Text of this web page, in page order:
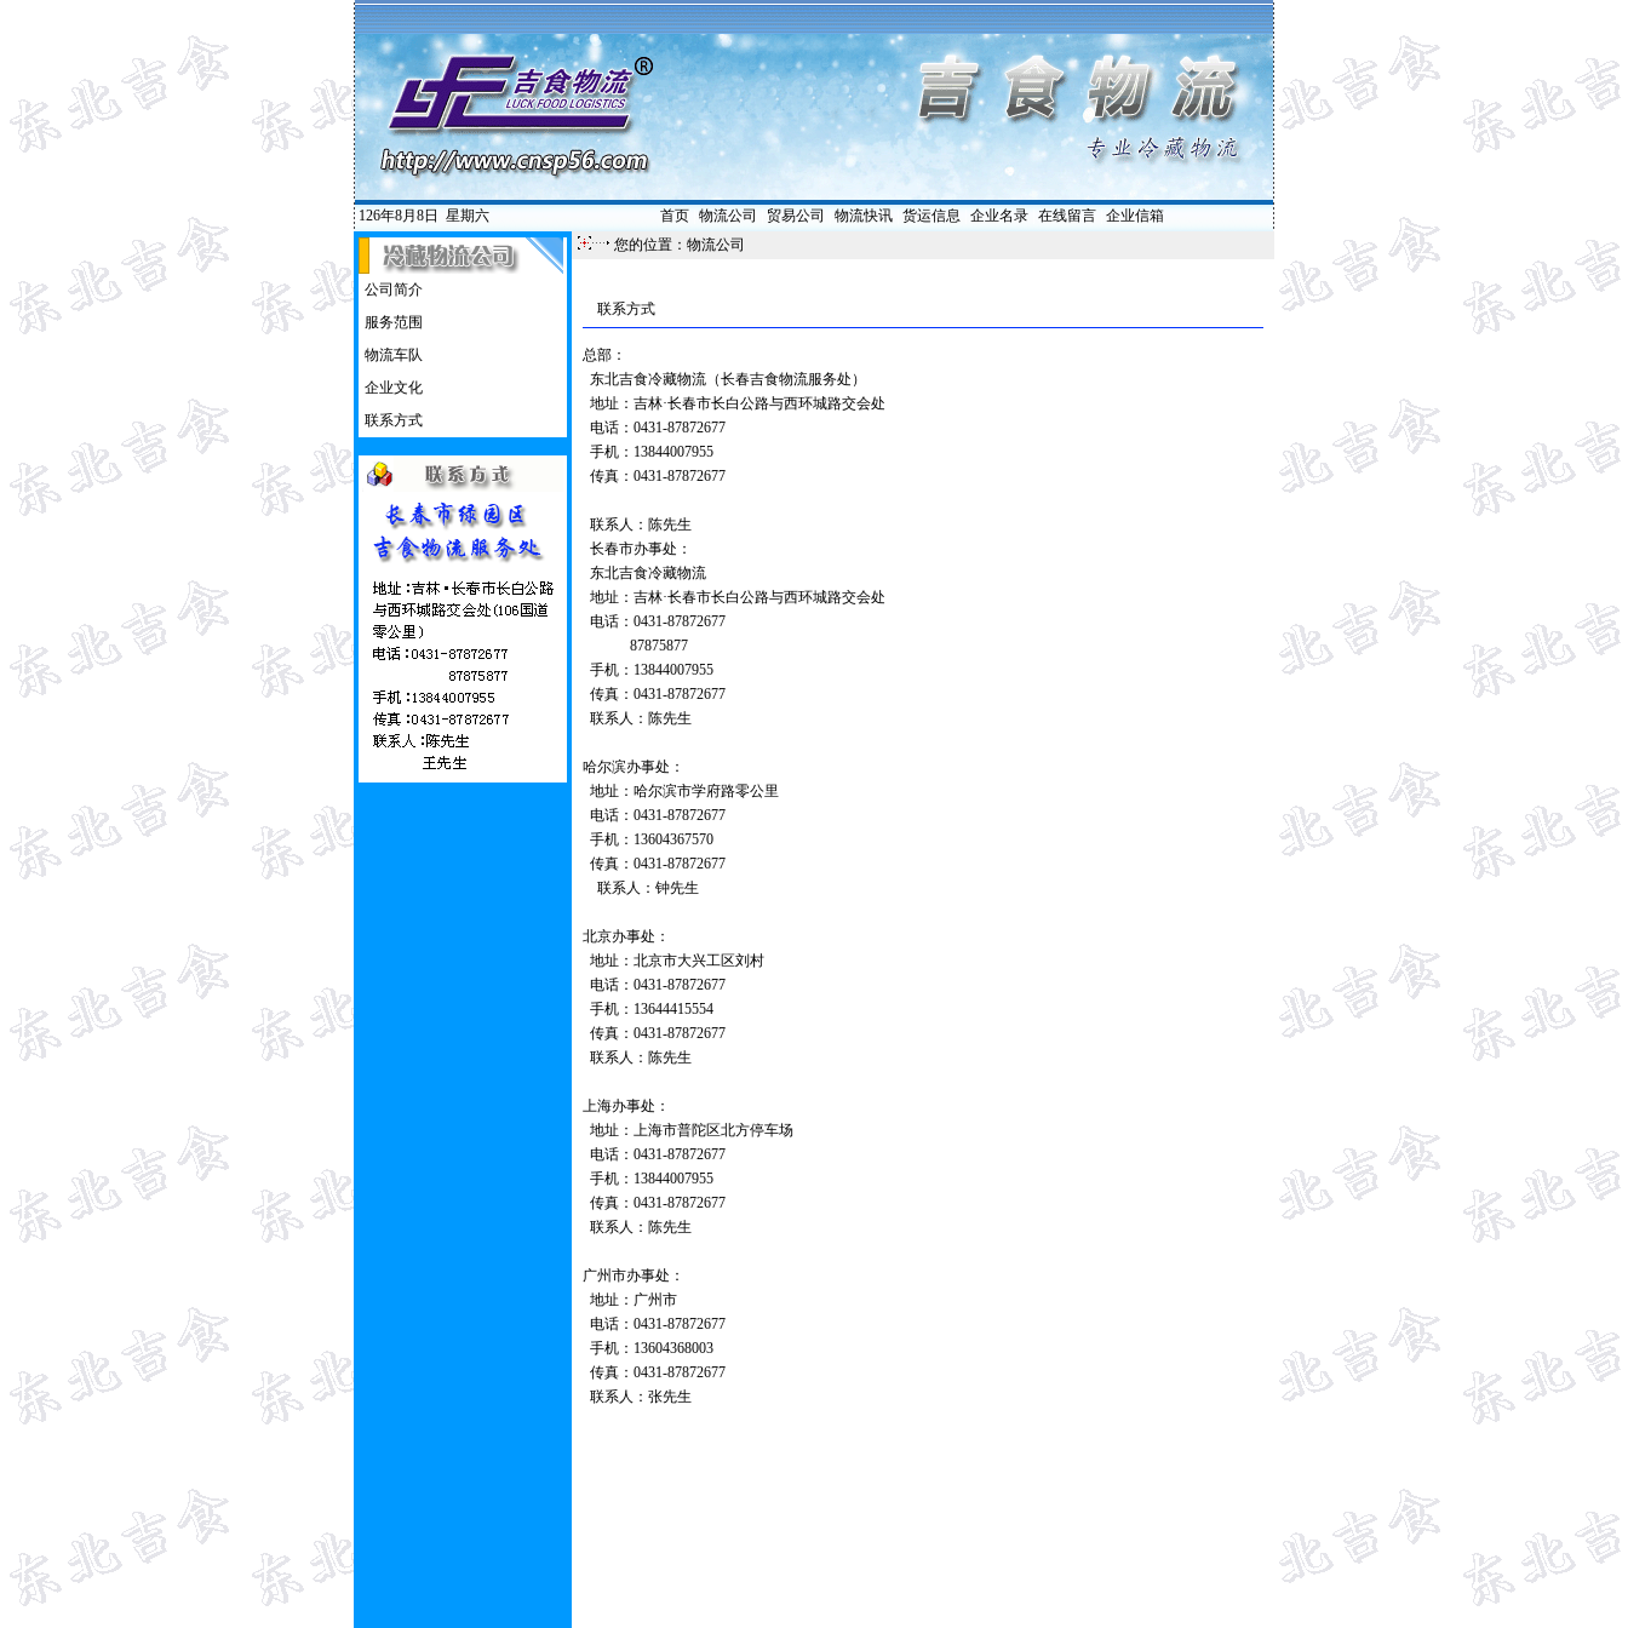
126年8月8日 星期六 首页| 物流公司 贸易公司 物流快讯| 货运信息 企业名录| 在线留言| 企业信箱
公司简介
服务范围
物流车队
企业文化
联系方式
您的位置：物流公司
联系方式
总部：
东北吉食冷藏物流（长春吉食物流服务处）
地址：吉林·长春市长白公路与西环城路交会处
电话：0431-87872677
手机：13844007955
传真：0431-87872677
联系人：陈先生
长春市办事处：
东北吉食冷藏物流
地址：吉林·长春市长白公路与西环城路交会处
电话：0431-87872677
87875877
手机：13844007955
传真：0431-87872677
联系人：陈先生
哈尔滨办事处：
地址：哈尔滨市学府路零公里
电话：0431-87872677
手机：13604367570
传真：0431-87872677
联系人：钟先生
北京办事处：
地址：北京市大兴工区刘村
电话：0431-87872677
手机：13644415554
传真：0431-87872677
联系人：陈先生
上海办事处：
地址：上海市普陀区北方停车场
电话：0431-87872677
手机：13844007955
传真：0431-87872677
联系人：陈先生
广州市办事处：
地址：广州市
电话：0431-87872677
手机：13604368003
传真：0431-87872677
联系人：张先生